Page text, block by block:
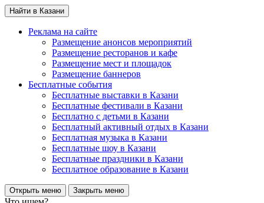
Найти в Казани
Реклама на сайте
Размещение анонсов мероприятий
Размещение ресторанов и кафе
Размещение мест и площадок
Размещение баннеров
Бесплатные события
Бесплатные выставки в Казани
Бесплатные фестивали в Казани
Бесплатно с детьми в Казани
Бесплатный активный отдых в Казани
Бесплатная музыка в Казани
Бесплатные шоу в Казани
Бесплатные праздники в Казани
Бесплатное образование в Казани
Открыть меню Закрыть меню